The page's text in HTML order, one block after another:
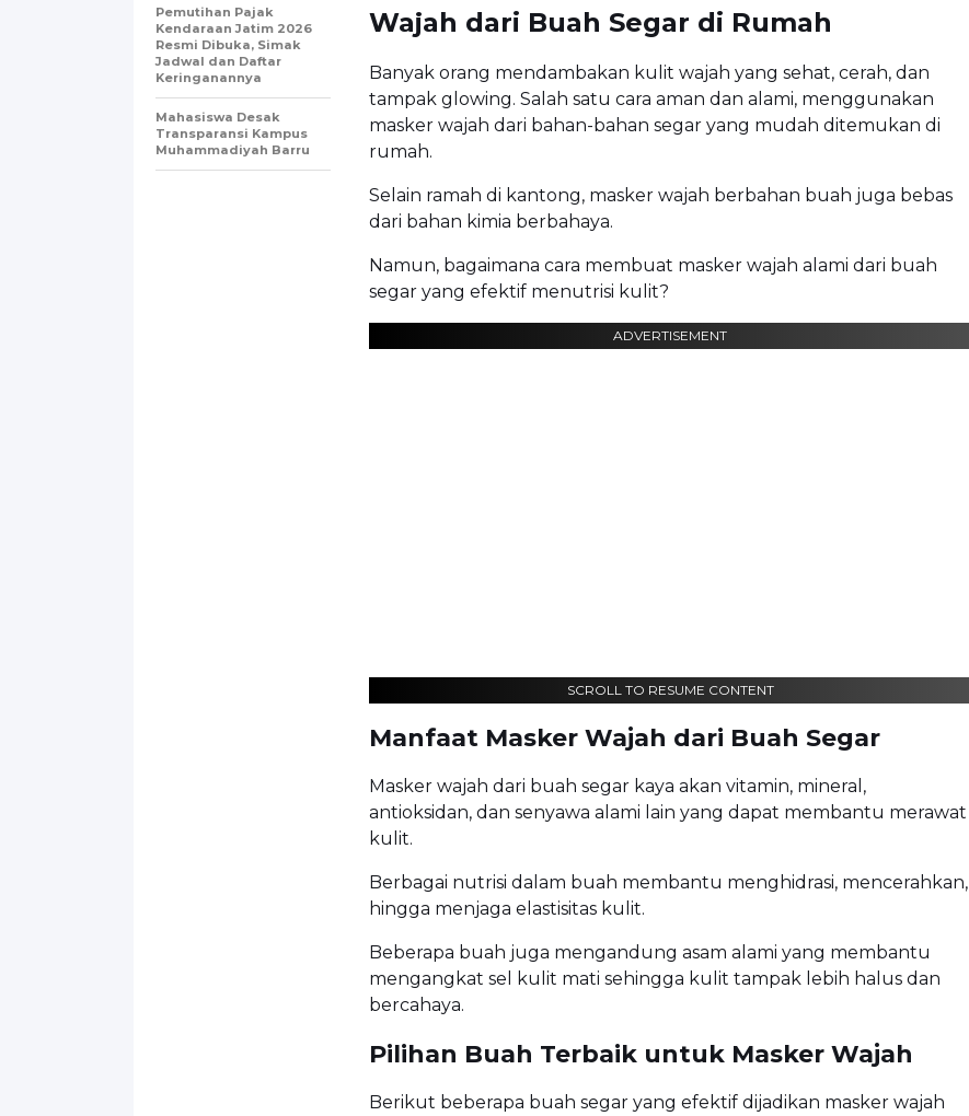
Wajah dari Buah Segar di Rumah
Banyak orang mendambakan kulit wajah yang sehat, cerah, dan
tampak glowing. Salah satu cara aman dan alami, menggunakan
masker wajah dari bahan-bahan segar yang mudah ditemukan di
rumah.
Selain ramah di kantong, masker wajah berbahan buah juga bebas
dari bahan kimia berbahaya.
Namun, bagaimana cara membuat masker wajah alami dari buah
segar yang efektif menutrisi kulit?
ADVERTISEMENT
SCROLL TO RESUME CONTENT
Manfaat Masker Wajah dari Buah Segar
Masker wajah dari buah segar kaya akan vitamin, mineral,
antioksidan, dan senyawa alami lain yang dapat membantu merawat
kulit.
Berbagai nutrisi dalam buah membantu menghidrasi, mencerahkan,
hingga menjaga elastisitas kulit.
Beberapa buah juga mengandung asam alami yang membantu
mengangkat sel kulit mati sehingga kulit tampak lebih halus dan
bercahaya.
Pilihan Buah Terbaik untuk Masker Wajah
Berikut beberapa buah segar yang efektif dijadikan masker wajah
Pemutihan Pajak
Kendaraan Jatim 2026
Resmi Dibuka, Simak
Jadwal dan Daftar
Keringanannya
Mahasiswa Desak
Transparansi Kampus
Muhammadiyah Barru